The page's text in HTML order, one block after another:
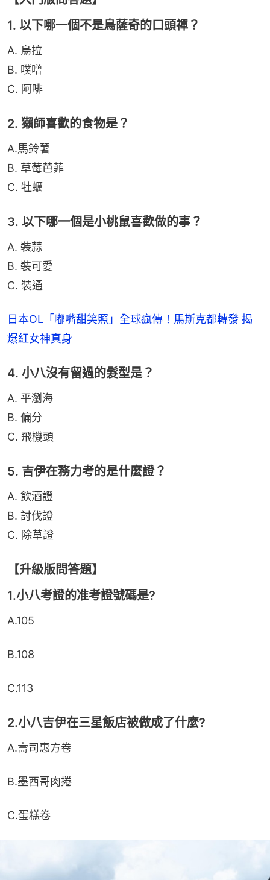
1. 以下哪一個不是烏薩奇的口頭禪？
A. 烏拉
B. 噗噌
C. 阿啡
2. 獺師喜歡的食物是？
A.馬鈴薯
B. 草莓芭菲
C. 牡蠣
3. 以下哪一個是小桃鼠喜歡做的事？
A. 裝蒜
B. 裝可愛
C. 裝通
日本OL「嘟嘴甜笑照」全球瘋傳！馬斯克都轉發 揭
爆紅女神真身
4. 小八沒有留過的髮型是？
A. 平瀏海
B. 偏分
C. 飛機頭
5. 吉伊在務力考的是什麼證？
A. 飲酒證
B. 討伐證
C. 除草證
【升級版問答題】
1.小八考證的准考證號碼是?
A.105
B.108
C.113
2.小八吉伊在三星飯店被做成了什麼?
A.壽司惠方卷
B.墨西哥肉捲
C.蛋糕卷